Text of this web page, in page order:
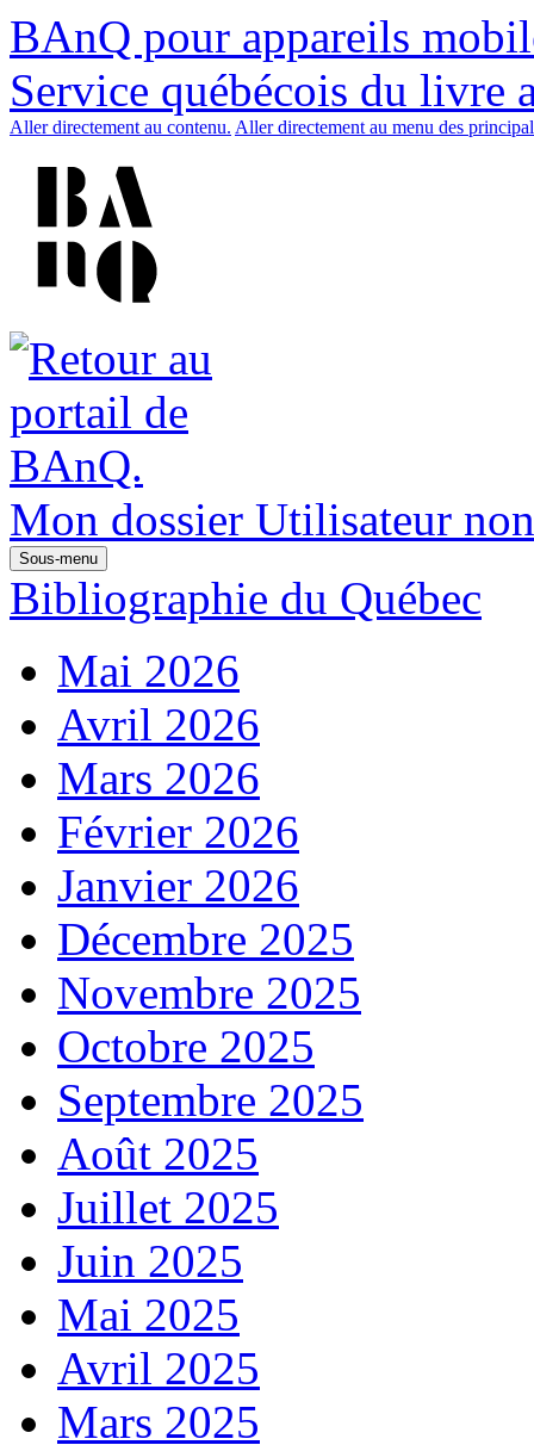
BAnQ pour appareils
Service québécois du livre
Aller directement au contenu. Aller directement au menu des
Mon dossier Utilisateur
Sous-menu
Bibliographie du Québec
Mai 2026
Avril 2026
Mars 2026
Février 2026
Janvier 2026
Décembre 2025
Novembre 2025
Octobre 2025
Septembre 2025
Août 2025
Juillet 2025
Juin 2025
Mai 2025
Avril 2025
Mars 2025